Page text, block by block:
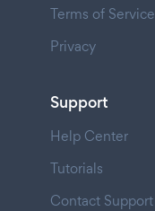
Terms of Service
Privacy
Support
Help Center
Tutorials
Contact Support